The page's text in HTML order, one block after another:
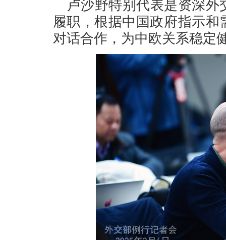
卢沙野特别代表是资深
履职，根据中国政府指示
对话合作，为中欧关系稳定